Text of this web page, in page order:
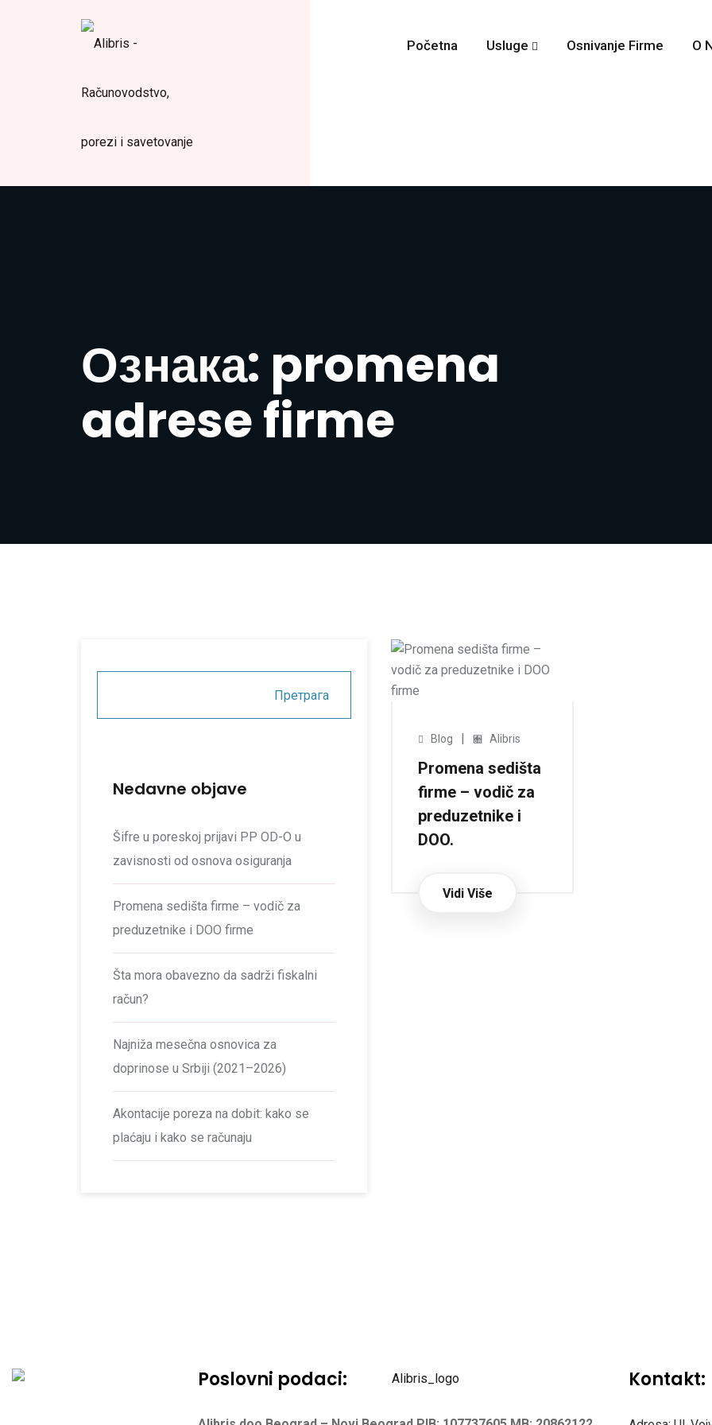
Početna Usluge Osnivanje Firme O
Ознака: promena
adrese firme
Претрага
Nedavne objave
Šifre u poreskoj prijavi PP OD-O u
zavisnosti od osnova osiguranja
Promena sedišta firme – vodič za
preduzetnike i DOO firme
Šta mora obavezno da sadrži fiskalni
račun?
Najniža mesečna osnovica za
doprinose u Srbiji (2021–2026)
Akontacije poreza na dobit: kako se
plaćaju i kako se računaju
Blog | Alibris
Promena sedišta
firme – vodič za
preduzetnike i
DOO.
Vidi Više
Poslovni podaci: Kontakt: